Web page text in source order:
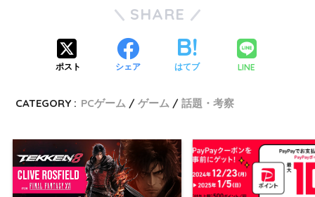
SHARE
ポスト シェア はてブ LINE
CATEGORY : PCゲーム ゲーム 話題・考察